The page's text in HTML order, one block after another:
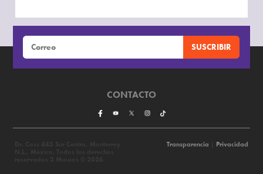
CONTACTO
Transparencia Privacidad